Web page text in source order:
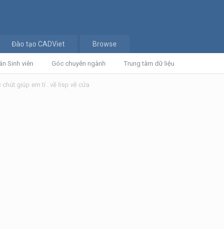
Sinh viên Góc chuyên ngành Trung tâm dữ liệu
Đào tạo CADViet Browse
giúp em tí . về lisp vẽ cửa